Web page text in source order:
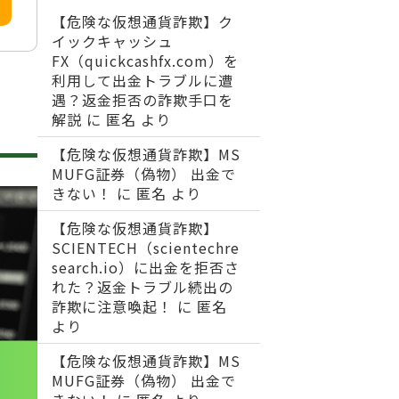
【危険な仮想通貨詐欺】ク
イックキャッシュ
FX（quickcashfx.com）を
利用して出金トラブルに遭
遇？返金拒否の詐欺手口を
解説 に 匿名 より
【危険な仮想通貨詐欺】MS
MUFG証券（偽物） 出金で
きない！
に 匿名 より
【危険な仮想通貨詐欺】
SCIENTECH（scientechre
search.io）に出金を拒否さ
れた？返金トラブル続出の
詐欺に注意喚起！
に 匿名
より
【危険な仮想通貨詐欺】MS
MUFG証券（偽物） 出金で